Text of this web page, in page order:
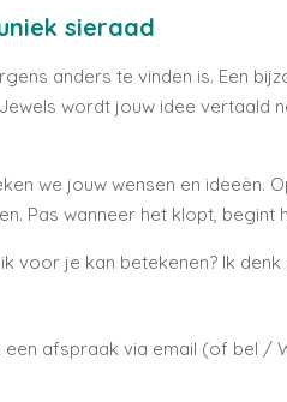
sieraad
anders te vinden is. Een
wordt jouw idee vertaald
we jouw wensen en ideeën.
Pas wanneer het klopt,
voor je kan betekenen? Ik
een afspraak via email (of bel /